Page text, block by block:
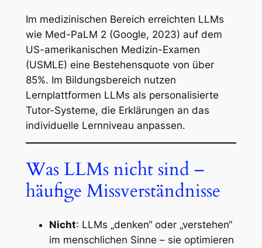
Im medizinischen Bereich erreichten LLMs
wie Med-PaLM 2 (Google, 2023) auf dem
US-amerikanischen Medizin-Examen
(USMLE) eine Bestehensquote von über
85%. Im Bildungsbereich nutzen
Lernplattformen LLMs als personalisierte
Tutor-Systeme, die Erklärungen an das
individuelle Lernniveau anpassen.
Was LLMs nicht sind –
häufige Missverständnisse
Nicht: LLMs „denken“ oder „verstehen“
im menschlichen Sinne – sie optimieren